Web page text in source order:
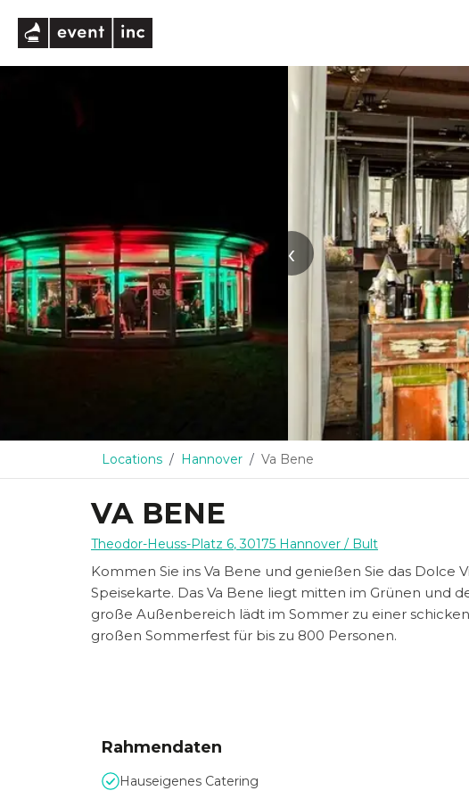
‹
Locations Hannover Va Bene
VA BENE
Theodor-Heuss-Platz 6,30175 Hannover / Bult
Kommen Sie ins Va Bene und genießen Sie das Dolce
Speisekarte. Das Va Bene liegt mitten im Grünen und
große Außenbereich lädt im Sommer zu einer
großen Sommerfest für bis zu 800 Personen.
Rahmendaten
Hauseigenes Catering